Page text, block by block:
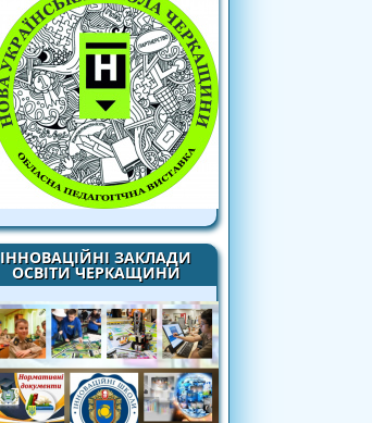
ІННОВАЦІЙНІ ЗАКЛАДИ
ОСВІТИ ЧЕРКАЩИНИ